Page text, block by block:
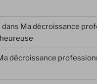
dans Ma décroissance
décroissance